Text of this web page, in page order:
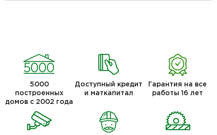
5000
построенных
домов с 2002 года
Доступный кредит
и маткапитал
Гарантия на все
работы 16 лет